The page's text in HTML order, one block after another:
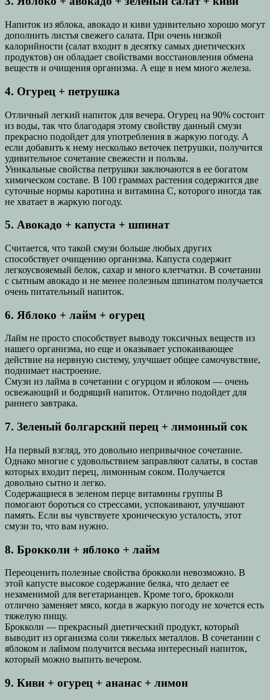
Напиток из яблока, авокадо и киви удивительно хорошо могут
дополнить листья свежего салата. При очень низкой
калорийности (салат входит в десятку самых диетических
продуктов) он обладает свойствами восстановления обмена
веществ и очищения организма. А еще в нем много железа.
4. Огурец + петрушка
Отличный легкий напиток для вечера. Огурец на 90% состоит
из воды, так что благодаря этому свойству данный смузи
прекрасно подойдет для употребления в жаркую погоду. А
если добавить к нему несколько веточек петрушки, получится
удивительное сочетание свежести и пользы.
Уникальные свойства петрушки заключаются в ее богатом
химическом составе. В 100 граммах растения содержится две
суточные нормы каротина и витамина С, которого иногда так
не хватает в жаркую погоду.
5. Авокадо + капуста + шпинат
Считается, что такой смузи больше любых других
способствует очищению организма. Капуста содержит
легкоусвояемый белок, сахар и много клетчатки. В сочетании
с сытным авокадо и не менее полезным шпинатом получается
очень питательный напиток.
6. Яблоко + лайм + огурец
Лайм не просто способствует выводу токсичных веществ из
нашего организма, но еще и оказывает успокаивающее
действие на нервную систему, улучшает общее самочувствие,
поднимает настроение.
Смузи из лайма в сочетании с огурцом и яблоком — очень
освежающий и бодрящий напиток. Отлично подойдет для
раннего завтрака.
7. Зеленый болгарский перец + лимонный сок
На первый взгляд, это довольно непривычное сочетание.
Однако многие с удовольствием заправляют салаты, в состав
которых входит перец, лимонным соком. Получается
довольно сытно и легко.
Содержащиеся в зеленом перце витамины группы В
помогают бороться со стрессами, успокаивают, улучшают
память. Если вы чувствуете хроническую усталость, этот
смузи то, что вам нужно.
8. Брокколи + яблоко + лайм
Переоценить полезные свойства брокколи невозможно. В
этой капусте высокое содержание белка, что делает ее
незаменимой для вегетарианцев. Кроме того, брокколи
отлично заменяет мясо, когда в жаркую погоду не хочется есть
тяжелую пищу.
Брокколи — прекрасный диетический продукт, который
выводит из организма соли тяжелых металлов. В сочетании с
яблоком и лаймом получится весьма интересный напиток,
который можно выпить вечером.
9. Киви + огурец + ананас + лимон